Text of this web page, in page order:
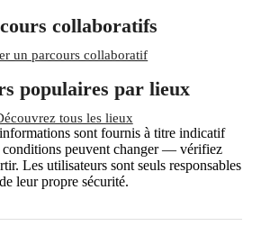
collaboratifs
un parcours collaboratif
populaires par lieux
tous les lieux
sont fournis à titre indicatif
conditions peuvent changer — vérifiez
Les utilisateurs sont seuls responsables
de leur propre sécurité.